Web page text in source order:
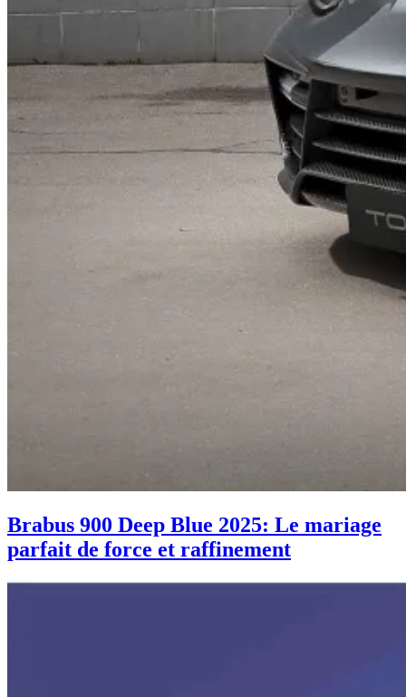
Brabus 900 Deep Blue 2025: Le mariage
parfait de force et raffinement